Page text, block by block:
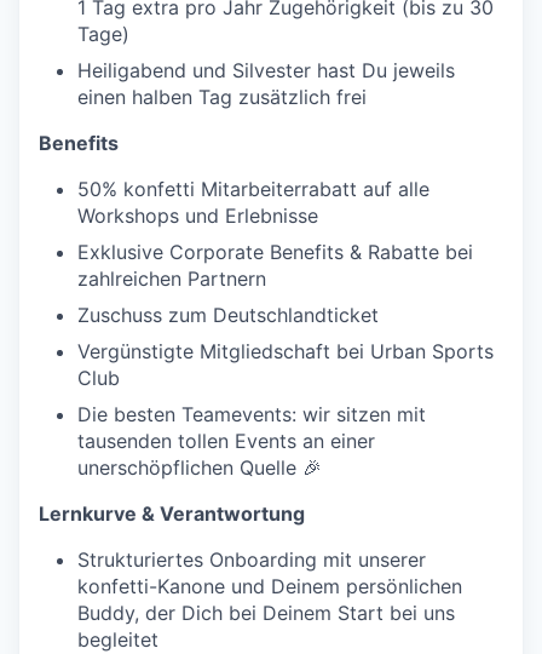
1 Tag extra pro Jahr Zugehörigkeit (bis zu 30
Tage)
Heiligabend und Silvester hast Du jeweils
einen halben Tag zusätzlich frei
Benefits
50% konfetti Mitarbeiterrabatt auf alle
Workshops und Erlebnisse
Exklusive Corporate Benefits & Rabatte bei
zahlreichen Partnern
Zuschuss zum Deutschlandticket
Vergünstigte Mitgliedschaft bei Urban Sports
Club
Die besten Teamevents: wir sitzen mit
tausenden tollen Events an einer
unerschöpflichen Quelle 🎉
Lernkurve & Verantwortung
Strukturiertes Onboarding mit unserer
konfetti-Kanone und Deinem persönlichen
Buddy, der Dich bei Deinem Start bei uns
begleitet